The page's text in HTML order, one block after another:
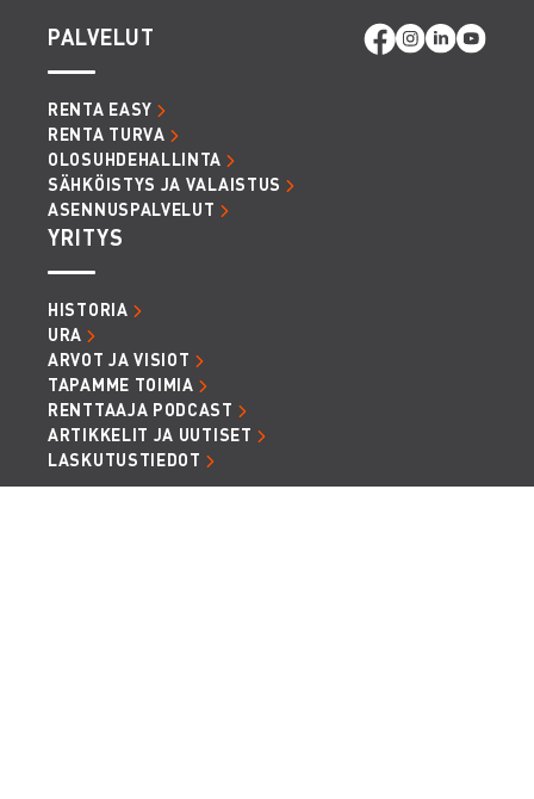
PALVELUT
RENTA EASY
RENTA TURVA
OLOSUHDEHALLINTA
SÄHKÖISTYS JA VALAISTUS
ASENNUSPALVELUT
YRITYS
HISTORIA
URA
ARVOT JA VISIOT
TAPAMME TOIMIA
RENTTAAJA PODCAST
ARTIKKELIT JA UUTISET
LASKUTUSTIEDOT